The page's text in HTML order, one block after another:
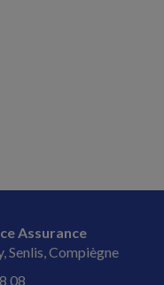
Assurance
Senlis, Compiègne
08